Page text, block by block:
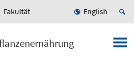
Fakultät English